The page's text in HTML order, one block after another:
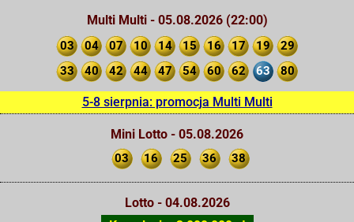
Multi Multi - 05.08.2026 (22:00)
03 04 07 10 14 15 16 17 19
29
33
40 42 44 47 54 60 62 63 80
5-8 sierpnia: promocja Multi Multi
Mini Lotto - 05.08.2026
03 16 25 36 38
Lotto - 04.08.2026